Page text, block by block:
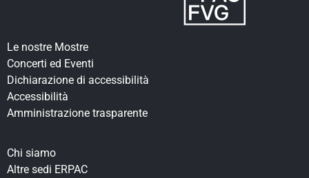
Le nostre Mostre
Concerti ed Eventi
Dichiarazione di accessibilità
Accessibilità
Amministrazione trasparente
Chi siamo
Altre sedi ERPAC